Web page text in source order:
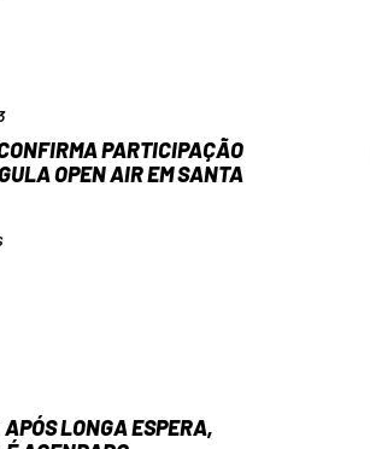
PARTICIPAÇÃO
OPEN AIR EM SANTA
LONGA ESPERA,